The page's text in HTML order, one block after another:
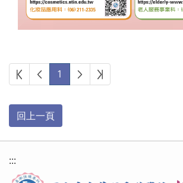
第一頁上一頁
1 下一頁最後頁
:::